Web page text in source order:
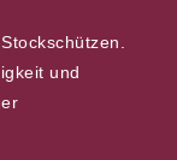
und